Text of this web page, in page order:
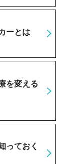
ーとは
を変える
っておく